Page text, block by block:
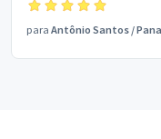
para Antônio Santos /